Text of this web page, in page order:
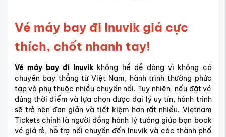
Vé máy bay đi Inuvik giá cực
thích, chốt nhanh tay!
Vé máy bay đi Inuvik không hề dễ dàng vì không có
chuyến bay thẳng từ Việt Nam, hành trình thường phức
tạp và phụ thuộc nhiều chuyến nối. Tuy nhiên, nếu đặt vé
đúng thời điểm và lựa chọn được đại lý uy tín, hành trình
sẽ trở nên đơn giản và tiết kiệm hơn rất nhiều. Vietnam
Tickets chính là người đồng hành lý tưởng giúp bạn book
vé giá rẻ, hỗ trợ nối chuyến đến Inuvik và các thành phố